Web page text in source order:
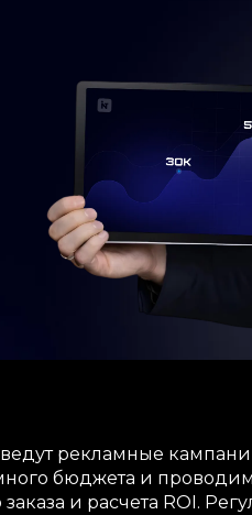
рекламные
бюджета и
и расчета ROI.